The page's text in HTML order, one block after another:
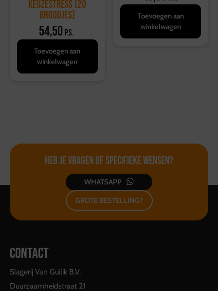
Keuzestress (20
broodjes)
54,50 p.s.
Toevoegen aan
winkelwagen
Toevoegen aan
winkelwagen
Heb je vragen ofspecifieke wensen?
WHATSAPP
GROTE BESTELLING?
CONTACT
Slagerij Van Guilik B.V.
Duurzaamheidstraat 21